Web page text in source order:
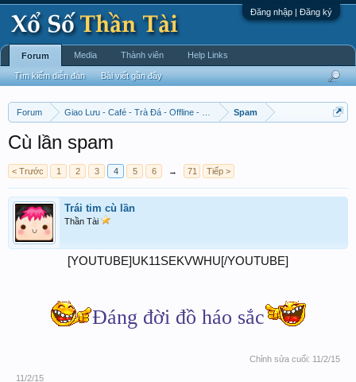
Đăng nhập | Đăng ký
Forum Giao Lưu - Café - Trà Đá - Offline - Tỉnh Tò Hihi!
Spam
Cù lần spam
< Trước 1 2 3 4 5 6 → 71 Tiếp >
Trái tim cù lần
Thần Tài
[YOUTUBE]UK11SEKVWHU[/YOUTUBE]
Đáng đời đồ háo sắc
Chỉnh sửa cuối: 11/2/15
11/2/15
Forum
Tìm kiếm diễn đàn Bài viết gần đây
Media Thành viên Help Links